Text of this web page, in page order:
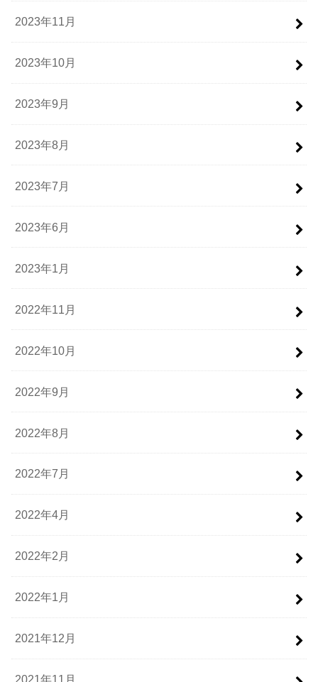
2023年11月
2023年10月
2023年9月
2023年8月
2023年7月
2023年6月
2023年1月
2022年11月
2022年10月
2022年9月
2022年8月
2022年7月
2022年4月
2022年2月
2022年1月
2021年12月
2021年11月